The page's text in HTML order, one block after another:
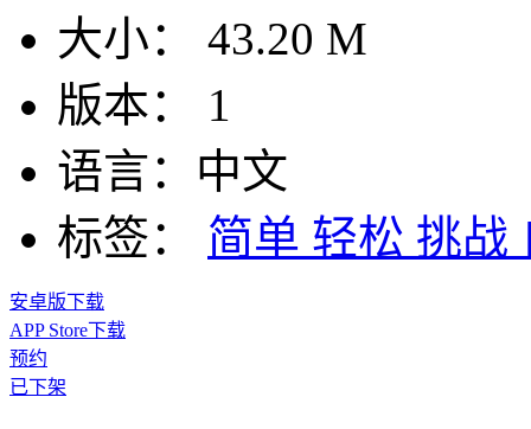
大小：
43.20 M
版本：
1
语言： 中文
标签：
简单 轻松 挑战
安卓版下载
APP Store下载
预约
已下架